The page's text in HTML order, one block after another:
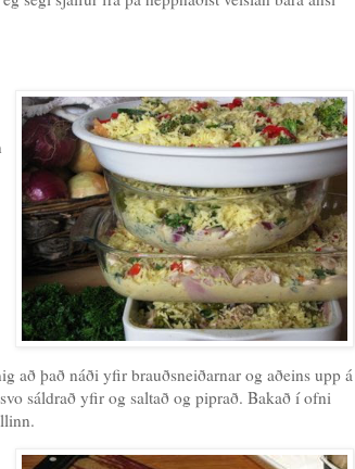
að það náði yfir brauðsneiðarnar og aðeins upp á
sáldrað yfir og saltað og piprað. Bakað í ofni